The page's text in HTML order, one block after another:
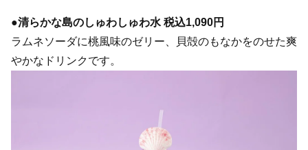
●清らかな島のしゅわしゅわ水 税込1,090円
ラムネソーダに桃風味のゼリー、貝殻のもなかをのせた爽
やかなドリンクです。